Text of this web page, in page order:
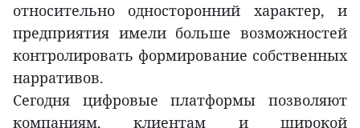
относительно односторонний характер, и
предприятия имели больше возможностей
контролировать формирование собственных
нарративов.
Сегодня цифровые платформы позволяют
компаниям, клиентам и широкой